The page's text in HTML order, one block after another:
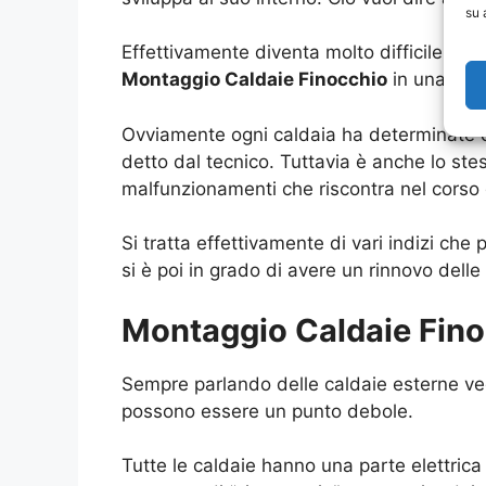
su
Effettivamente diventa molto difficile
Montaggio Caldaie Finocchio in una
Ovviamente ogni caldaia ha
detto dal tecnico. Tuttavia è anche lo
malfunzionamenti che riscontra nel corso
Si tratta effettivamente di vari indizi che
si è poi in grado di avere un rinnovo
Montaggio Caldaie
Sempre parlando delle caldaie esterne
possono essere un punto debole.
Tutte le caldaie hanno una parte